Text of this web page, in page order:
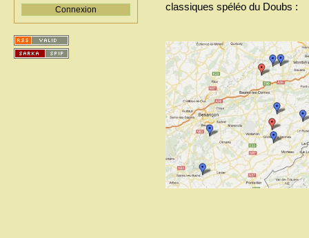
classiques spéléo du Doubs :
Connexion